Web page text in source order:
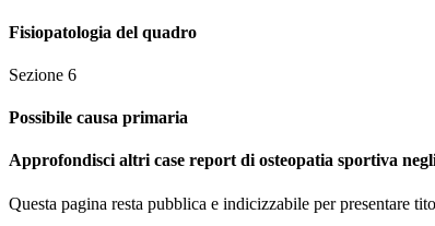
Fisiopatologia del quadro
Sezione 6
Possibile causa primaria
Approfondisci altri case report di osteopatia sportiva
Questa pagina resta pubblica e indicizzabile per presentare